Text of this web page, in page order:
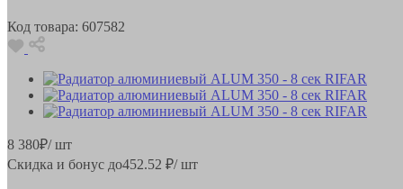
Код товара: 607582
8 380₽/ шт
Скидка и бонус до452.52 ₽/ шт